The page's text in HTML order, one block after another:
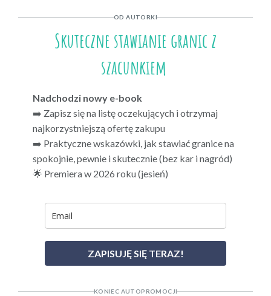
OD AUTORKI
Skuteczne stawianie granic z
szacunkiem
Nadchodzi nowy e-book
➡️ Zapisz się na listę oczekujących i otrzymaj
najkorzystniejszą ofertę zakupu
➡️ Praktyczne wskazówki, jak stawiać granice na
spokojnie, pewnie i skutecznie (bez kar i nagród)
🌟 Premiera w 2026 roku (jesień)
ZAPISUJĘ SIĘ TERAZ!
KONIEC AUTOPROMOCJI